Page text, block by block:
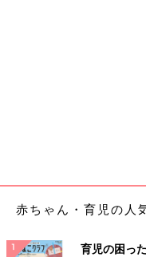
も不安が消えないんです
に書いてあるけど、大丈
赤ちゃん・育児の人
育児の困っ